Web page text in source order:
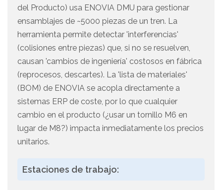
del Producto) usa ENOVIA DMU para gestionar
ensamblajes de ~5000 piezas de un tren. La
herramienta permite detectar 'interferencias'
(colisiones entre piezas) que, si no se resuelven,
causan 'cambios de ingeniería' costosos en fábrica
(reprocesos, descartes). La 'lista de materiales'
(BOM) de ENOVIA se acopla directamente a
sistemas ERP de coste, por lo que cualquier
cambio en el producto (¿usar un tornillo M6 en
lugar de M8?) impacta inmediatamente los precios
unitarios.
Estaciones de trabajo: